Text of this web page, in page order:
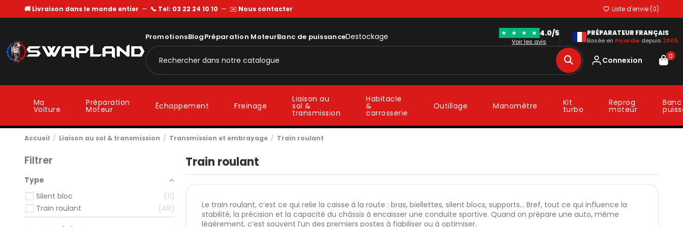
🚚 Livraison dans le monde entier — 📞 Tel: 03 22 24 10 10 — ✉️ Nous contacter Liste d'envie (0)
PromotionsBlogPréparation MoteurBanc de puissanceDestockage ★ ★ ★ ★ 4.0/5
Voir les avis
PRÉPARATEUR FRANÇAIS
Basée en Picardie depuis 2005
Connexion 0
Ma
Voiture
Préparation
Moteur Échappement Freinage
Liaison au
sol &
transmission
Habitacle
&
carrosserie
Outillage Manomètre Kit
turbo
Reprog
moteur
Accueil Liaison au sol & transmission Transmission et embrayage Train roulant
Train roulant
Le train roulant, c’est ce qui relie la caisse à la route : bras, biellettes, silent blocs, supports… Bref, tout ce qui influence la
stabilité, la précision et la capacité du châssis à encaisser une conduite sportive. Quand on prépare une auto, même
légèrement, c’est souvent l’un des premiers postes à fiabiliser ou à optimiser.
Filtrer
Type
Silent bloc
11
Train roulant
48